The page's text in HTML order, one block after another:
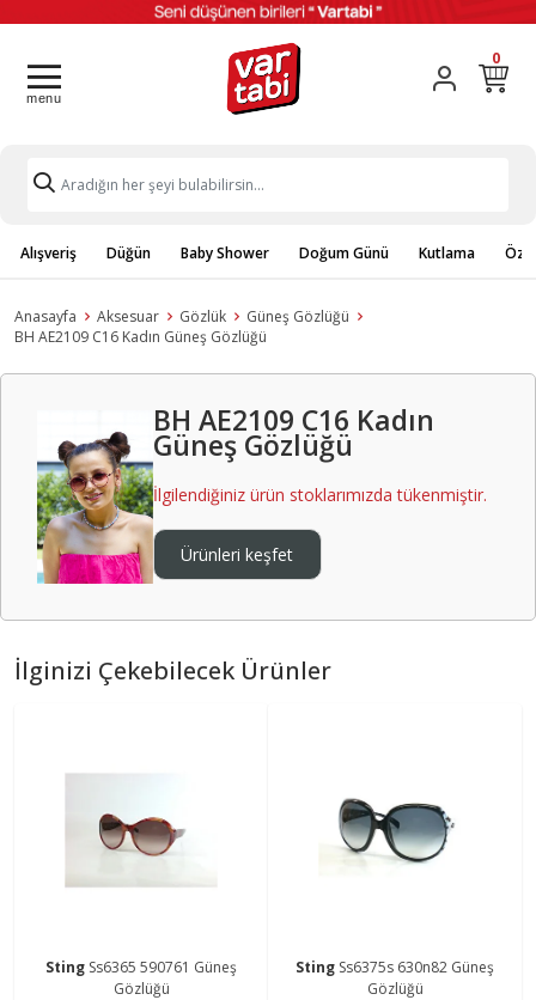
0
Alışveriş Düğün Baby Shower Doğum Günü Kutlama
Anasayfa Aksesuar Gözlük
Güneş Gözlüğü
BH AE2109 C16 Kadın Güneş Gözlüğü
BH AE2109 C16 Kadın
Güneş Gözlüğü
İlgilendiğiniz ürün stoklarımızda tükenmiştir.
Ürünleri keşfet
İlginizi Çekebilecek Ürünler
Sting Ss6365 590761 Güneş
Gözlüğü
Sting Ss6375s 630n82 Güneş
Gözlüğü